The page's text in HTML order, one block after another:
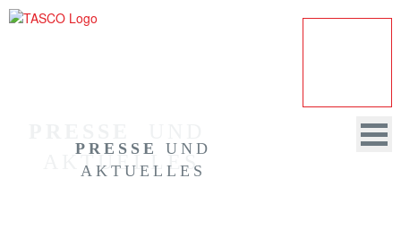
AKTUELLES
PRESSE
UND
AKTUELLES